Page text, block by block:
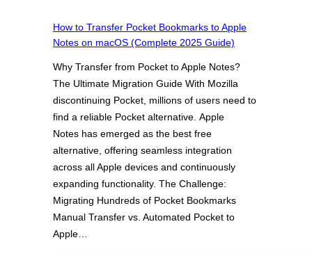
How to Transfer Pocket Bookmarks to Apple
Notes on macOS (Complete 2025 Guide)
Why Transfer from Pocket to Apple Notes?
The Ultimate Migration Guide With Mozilla
discontinuing Pocket, millions of users need to
find a reliable Pocket alternative. Apple
Notes has emerged as the best free
alternative, offering seamless integration
across all Apple devices and continuously
expanding functionality. The Challenge:
Migrating Hundreds of Pocket Bookmarks
Manual Transfer vs. Automated Pocket to
Apple…